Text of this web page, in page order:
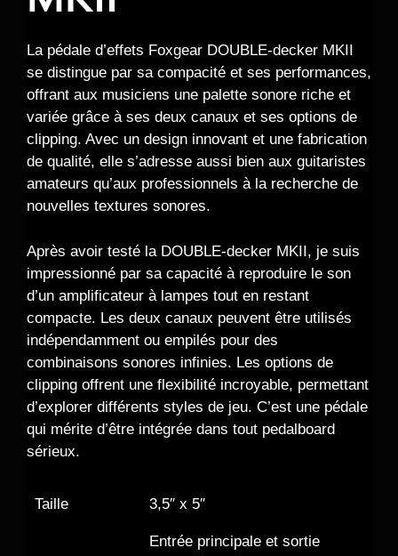
La pédale d’effets Foxgear DOUBLE-decker MKII
se distingue par sa compacité et ses performances,
offrant aux musiciens une palette sonore riche et
variée grâce à ses deux canaux et ses options de
clipping. Avec un design innovant et une fabrication
de qualité, elle s’adresse aussi bien aux guitaristes
amateurs qu’aux professionnels à la recherche de
nouvelles textures sonores.
Après avoir testé la DOUBLE-decker MKII, je suis
impressionné par sa capacité à reproduire le son
d’un amplificateur à lampes tout en restant
compacte. Les deux canaux peuvent être utilisés
indépendamment ou empilés pour des
combinaisons sonores infinies. Les options de
clipping offrent une flexibilité incroyable, permettant
d’explorer différents styles de jeu. C’est une pédale
qui mérite d’être intégrée dans tout pedalboard
sérieux.
Taille 3,5″ x 5″
Entrée principale et sortie